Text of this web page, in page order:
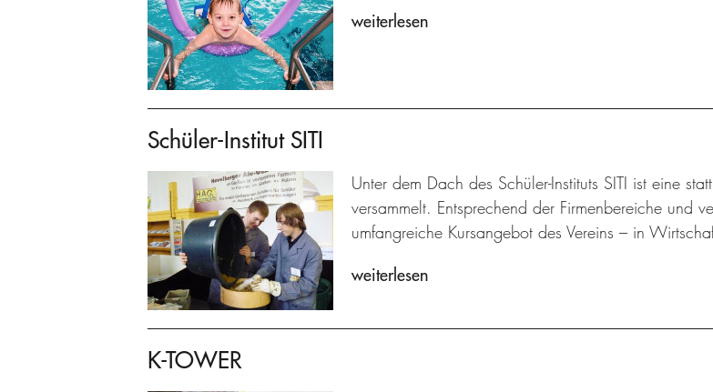
weiterlesen
Schüler-Institut SITI
Unter dem Dach des Schüler-Instituts SITI ist eine
versammelt. Entsprechend der Firmenbereiche und
umfangreiche Kursangebot des Vereins – in
weiterlesen
K-TOWER